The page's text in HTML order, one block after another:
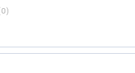
(0)